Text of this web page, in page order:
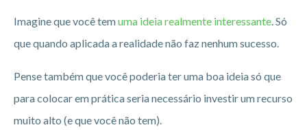
Imagine que você temuma ideia realmente interessante . Só
que quando aplicada a realidade não faz nenhum sucesso.
Pense também que você poderia ter uma boa ideia só que
para colocar em prática seria necessário investir um recurso
muito alto (e que você não tem).